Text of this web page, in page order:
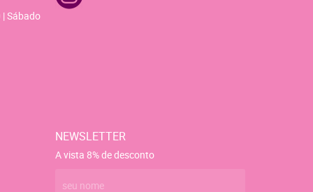
Sábado
NEWSLETTER
A vista 8% de desconto